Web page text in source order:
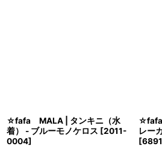
☆fafa MALA | タンキニ（水
着） - ブルーモノケロス [2011-
0004]
☆fafa
レー
[